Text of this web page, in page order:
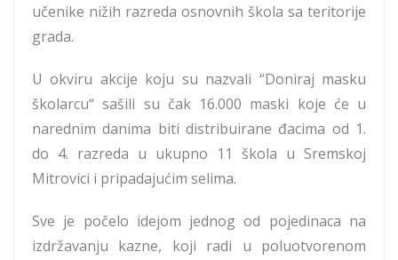
učenike nižih razreda osnovnih škola sa teritorije
grada.
U okviru akcije koju su nazvali “Doniraj masku
školarcu“ sašili su čak 16.000 maski koje će u
narednim danima biti distribuirane đacima od 1.
do 4. razreda u ukupno 11 škola u Sremskoj
Mitrovici i pripadajućim selima.
Sve je počelo idejom jednog od pojedinaca na
izdržavanju kazne, koji radi u poluotvorenom